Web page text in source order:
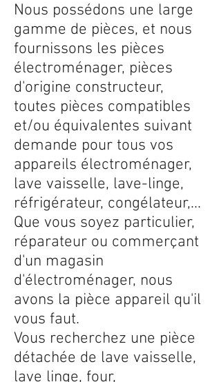
Nous possédons une large
gamme de pièces, et nous
fournissons les pièces
électroménager, pièces
d'origine constructeur,
toutes pièces compatibles
et/ou équivalentes suivant
demande pour tous vos
appareils électroménager,
lave vaisselle, lave-linge,
réfrigérateur, congélateur,...
Que vous soyez particulier,
réparateur ou commerçant
d'un magasin
d'électroménager, nous
avons la pièce appareil qu'il
vous faut.
Vous recherchez une pièce
détachée de lave vaisselle,
lave linge, four,